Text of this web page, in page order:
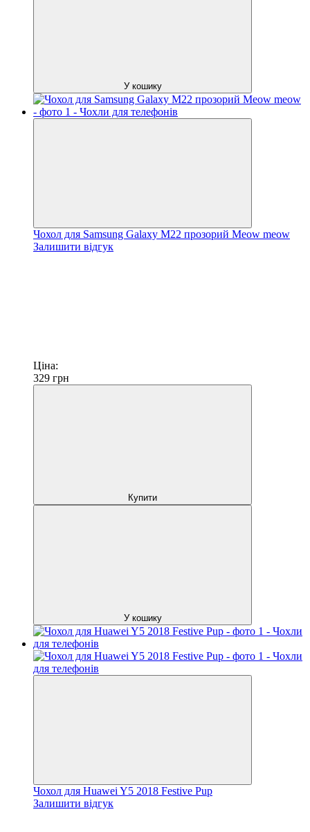
У кошику
Чохол для Samsung Galaxy M22 прозорий Meow meow
Залишити відгук
Ціна:
329 грн
Купити
У кошику
Чохол для Huawei Y5 2018 Festive Pup
Залишити відгук